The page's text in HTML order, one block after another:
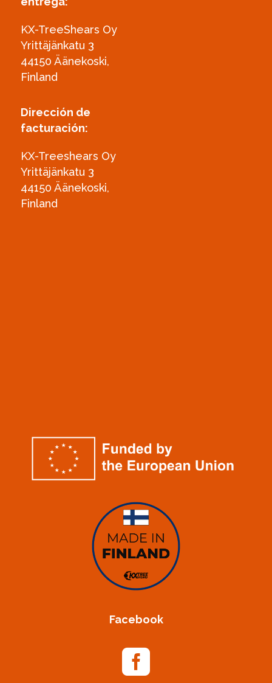
KX-TreeShears Oy
Yrittäjänkatu 3
44150 Äänekoski,
Finland
Dirección de
facturación:
KX-Treeshears Oy
Yrittäjänkatu 3
44150 Äänekoski,
Finland
Facebook
